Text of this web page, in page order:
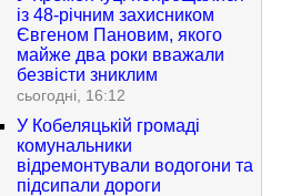
із 48-річним захисником
Євгеном Пановим, якого
майже два роки вважали
безвісти зниклим
сьогодні, 16:12
У Кобеляцькій громаді
комунальники
відремонтували водогони та
підсипали дороги